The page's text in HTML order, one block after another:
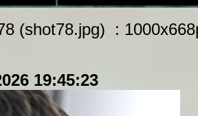
(shot78.jpg) :
19:45:23